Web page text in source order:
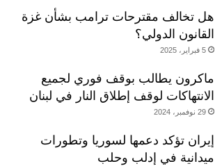
هل تخالف مقترحات ترامب بشأن غزة
القانون الدولي؟
5 فبراير، 2025
ماكرون يطالب بوقف فوري لجميع
الانتهاكات لوقف إطلاق النار في لبنان
29 نوفمبر، 2024
إيران تؤكد دعمها لسوريا وتطورات
ميدانية في إدلب وحلب